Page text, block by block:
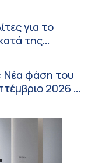
Ελλάδα
Τι
και τα
κίνδυνοι για
των
για το
της
Νέα φάση του
2026 –
έως το